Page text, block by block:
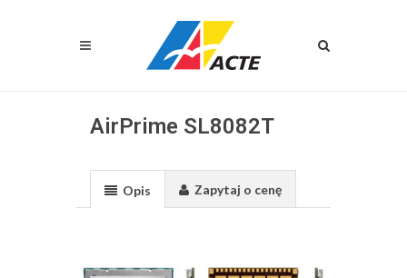
AirPrime SL8082T
Opis Zapytaj o cenę